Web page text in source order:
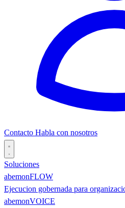
Contacto Habla con nosotros
Soluciones
abemonFLOW
Ejecucion gobernada para
abemonVOICE